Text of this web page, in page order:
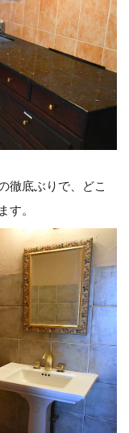
徹底ぶりで、どこ
す。